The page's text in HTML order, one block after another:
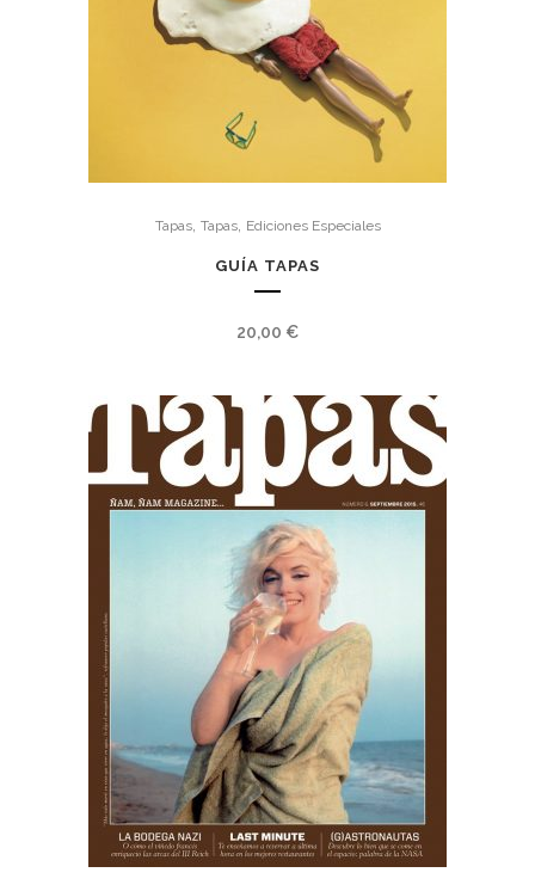
Tapas, Tapas, Ediciones Especiales
GUÍA TAPAS
20,00 €